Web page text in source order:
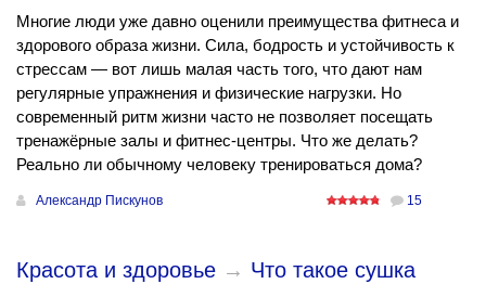
Многие люди уже давно оценили преимущества фитнеса и
здорового образа жизни. Сила, бодрость и устойчивость к
стрессам — вот лишь малая часть того, что дают нам
регулярные упражнения и физические нагрузки. Но
современный ритм жизни часто не позволяет посещать
тренажёрные залы и фитнес-центры. Что же делать?
Реально ли обычному человеку тренироваться дома?
Александр Пискунов 15
Красота и здоровье → Что такое сушка